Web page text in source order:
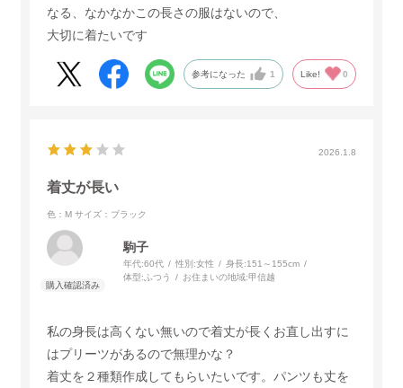
なる、なかなかこの長さの服はないので、
大切に着たいです
参考になった 1 Like! 0
2026.1.8
着丈が長い
色：M サイズ：ブラック
駒子
年代:60代 性別:女性 身長:151～155cm
体型: ふつう お住まいの地域:甲信越
私の身長は高くない無いので着丈が長くお直し出すに
はプリーツがあるので無理かな？
着丈を２種類作成してもらいたいです。パンツも丈を